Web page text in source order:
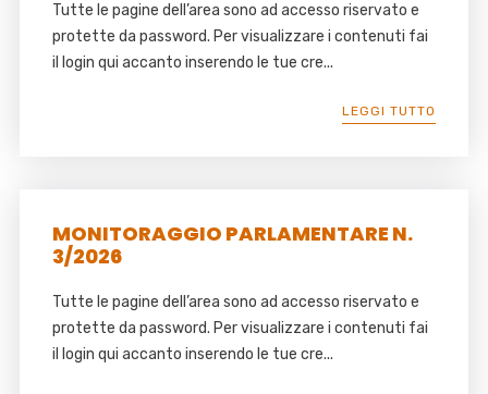
Tutte le pagine dell’area sono ad accesso riservato e
protette da password. Per visualizzare i contenuti fai
il login qui accanto inserendo le tue cre...
LEGGI TUTTO
MONITORAGGIO PARLAMENTARE N.
3/2026
Tutte le pagine dell’area sono ad accesso riservato e
protette da password. Per visualizzare i contenuti fai
il login qui accanto inserendo le tue cre...